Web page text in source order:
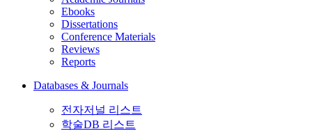
Ebooks
Dissertations
Conference Materials
Reviews
Reports
Databases & Journals
전자저널 리스트
학술DB 리스트